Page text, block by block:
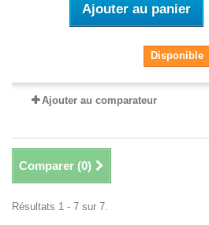
Ajouter au panier
Disponible
Ajouter au comparateur
Comparer (0)
Résultats 1 - 7 sur 7.